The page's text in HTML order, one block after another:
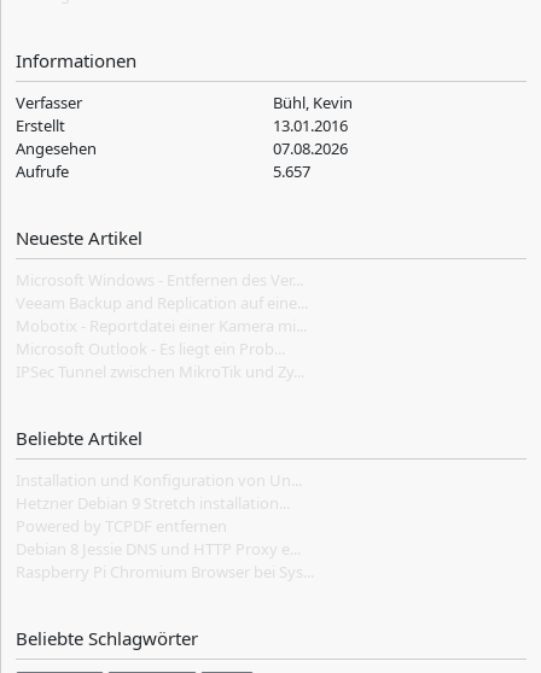
Informationen
Verfasser
Bühl, Kevin
Erstellt
13.01.2016
Angesehen
07.08.2026
Aufrufe
5.657
Neueste Artikel
Microsoft Windows - Entfernen des Ver...
Veeam Backup and Replication auf eine...
Mobotix - Reportdatei einer Kamera mi...
Microsoft Outlook - Es liegt ein Prob...
IPSec Tunnel zwischen MikroTik und Zy...
Beliebte Artikel
Installation und Konfiguration von Un...
Hetzner Debian 9 Stretch installation...
Powered by TCPDF entfernen
Debian 8 Jessie DNS und HTTP Proxy e...
Raspberry Pi Chromium Browser bei Sys...
Beliebte Schlagwörter